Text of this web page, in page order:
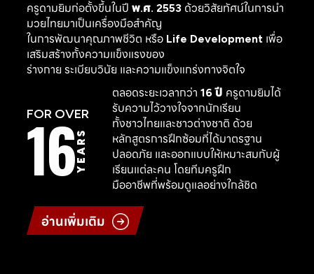
ครูดามยิมก่อตั้งขึ้นในปี พ.ศ. 2553ด้วยวิสัยทัศน์ในการนำ
มวยไทยมาเป็นเครื่องมือสำคัญ
ในการพัฒนาคุณภาพชีวิต หรือ Life Developmentเพื่อ
เสริมสร้างทั้งความแข็งแรงของ
ร่างกาย ระเบียบวินัย และความแข็งแกร่งทางจิตใจ
FOR OVER
16YEARS
ตลอดระยะเวลากว่า 16 ปี ครูดามยิมได้
รับความไว้วางใจจากนักเรียน
ทั้งชาวไทยและชาวต่างชาติ ด้วย
หลักสูตรการฝึกซ้อมที่ได้มาตรฐาน
ปลอดภัย และออกแบบให้เหมาะสมกับผู้
เรียนแต่ละคน โดยทีมครูฝึก
มืออาชีพที่พร้อมดูแลอย่างใกล้ชิด
อ่านเพิ่มเติม